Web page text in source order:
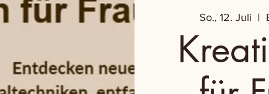
So., 12. Juli
  |